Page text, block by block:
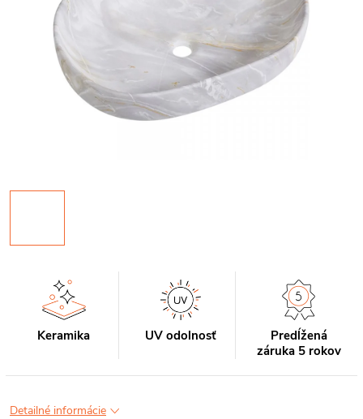
Keramika UV odolnosť
Predĺžená
záruka 5 rokov
Detailné informácie